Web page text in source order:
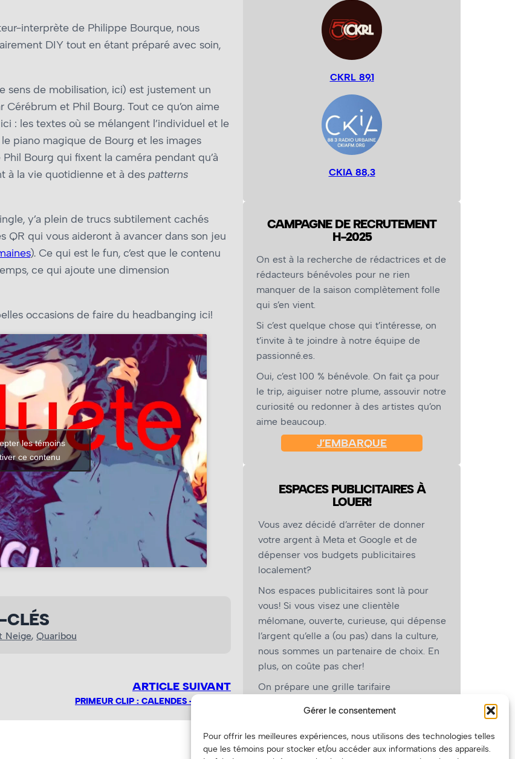
Gérer le consentement
Pour offrir les meilleures expériences, nous utilisons des technologies telles
que les témoins pour stocker et/ou accéder aux informations des appareils.
interprète de Philippe Bourque, nous
DIY tout en étant préparé avec soin,
sens de mobilisation, ici) est justement un
Cérébrum et Phil Bourg. Tout ce qu’on aime
: les textes où se mélangent l’individuel et le
piano magique de Bourg et les images
Bourg qui fixent la caméra pendant qu’à
à la vie quotidienne et à des patterns
y’a plein de trucs subtilement cachés
qui vous aideront à avancer dans son jeu
). Ce qui est le fun, c’est que le contenu
ce qui ajoute une dimension
occasions de faire du headbanging ici!
les témoins
ce contenu
CLÉS
Neige, Quaribou
ARTICLE SUIVANT
PRIMEUR CLIP : CALENDES – DEMAIN
CKRL 89,1
CKIA 88,3
CAMPAGNE DE RECRUTEMENT
H-2025
On est à la recherche de rédactrices et de
rédacteurs bénévoles pour ne rien
manquer de la saison complètement folle
qui s’en vient.
Si c’est quelque chose qui t’intéresse, on
t’invite à te joindre à notre équipe de
passionné.es.
Oui, c’est 100 % bénévole. On fait ça pour
le trip, aiguiser notre plume, assouvir notre
curiosité ou redonner à des artistes qu’on
aime beaucoup.
J’EMBARQUE
ESPACES PUBLICITAIRES À
LOUER!
Vous avez décidé d’arrêter de donner
votre argent à Meta et Google et de
dépenser vos budgets publicitaires
localement?
Nos espaces publicitaires sont là pour
vous! Si vous visez une clientèle
mélomane, ouverte, curieuse, qui dépense
l’argent qu’elle a (ou pas) dans la culture,
nous sommes un partenaire de choix. En
plus, on coûte pas cher!
On prépare une grille tarifaire
vous, les artistes!)